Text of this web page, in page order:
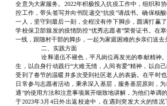
全意为大家服务。 2022年积极投入抗疫工作中，组织和
控工作，带头签写并向书院递交“抗疫”请战书。确保核
一人，坚守到最后一刻，全程没有停下脚步，圆满打赢
学校保卫部颁发的疫情防控“优秀志愿者”荣誉证书。在
一线，跟随村干部的脚步，一起为家庭困难的乡亲们送去
二、实践方面
诠释退伍不褪色，平凡岗位再发光的奉献精神
生，以自身行动践行“大难无情，人间有爱”精神，以自
受到了春节的温暖并多次受到社区老人的表扬。在平时
日常参与志愿者活动，秉承深入基层，服务基层原则，
通”的使用方法和注意事项展开细致地讲解，为他们单调
于2023年3月4日外出返校途中，在遇到突发大火的情况